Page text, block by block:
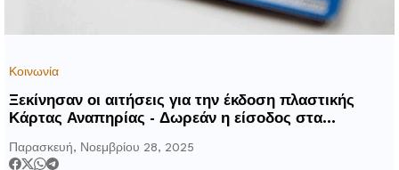
Κοινωνία
Ξεκίνησαν οι αιτήσεις για την έκδοση πλαστικής
Κάρτας Αναπηρίας - Δωρεάν η είσοδος στα
Μαζικής Μεταφοράς, με την επικύρωσή της
Παρασκευή, Νοεμβρίου 28, 2025